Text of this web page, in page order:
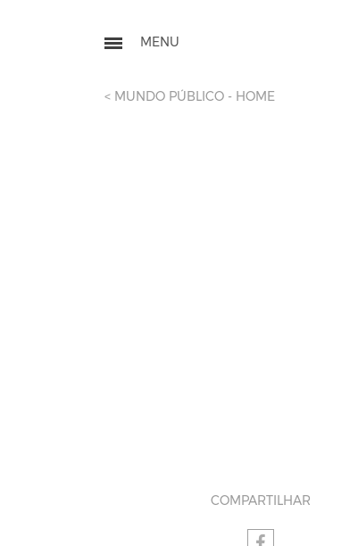
< MUNDO PÚBLICO - HOME
COMPARTILHAR